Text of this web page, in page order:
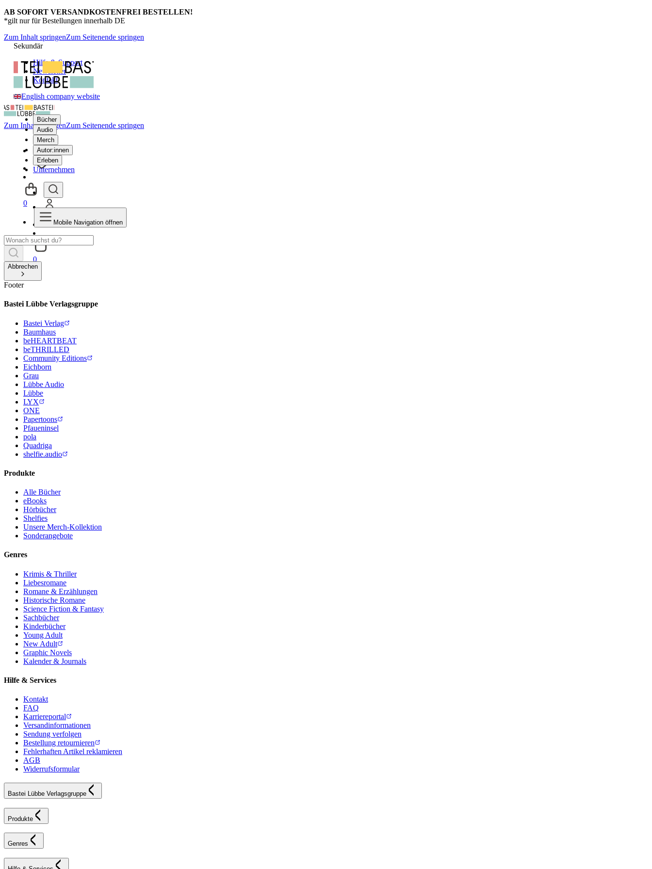
AB SOFORT VERSANDKOSTENFREI BESTELLEN!
*gilt nur für Bestellungen innerhalb DE
Zum Inhalt springenZum Seitenende springen
Sekundär
Hilfe & Support
Newsletter
Kontakt
English company website
Bücher
Audio
Merch
Autor:innen
Erleben
Unternehmen
0
Zum Inhalt springenZum Seitenende springen
0
Mobile Navigation öffnen
Abbrechen
Footer
Bastei Lübbe Verlagsgruppe
Bastei Verlag
Baumhaus
beHEARTBEAT
beTHRILLED
Community Editions
Eichborn
Grau
Lübbe Audio
Lübbe
LYX
ONE
Papertoons
Pfaueninsel
pola
Quadriga
shelfie.audio
Produkte
Alle Bücher
eBooks
Hörbücher
Shelfies
Unsere Merch-Kollektion
Sonderangebote
Genres
Krimis & Thriller
Liebesromane
Romane & Erzählungen
Historische Romane
Science Fiction & Fantasy
Sachbücher
Kinderbücher
Young Adult
New Adult
Graphic Novels
Kalender & Journals
Hilfe & Services
Kontakt
FAQ
Karriereportal
Versandinformationen
Sendung verfolgen
Bestellung retournieren
Fehlerhaften Artikel reklamieren
AGB
Widerrufsformular
Bastei Lübbe Verlagsgruppe
Produkte
Genres